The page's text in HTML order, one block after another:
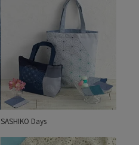
SASHIKO Days